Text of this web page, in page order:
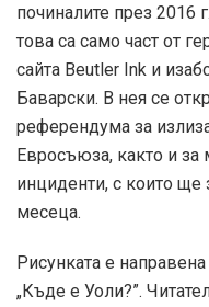
починалите през
това са само част от
сайта Beutler Ink и
Баварски. В нея се
референдума за
Евросъюза, както и за
инциденти, с които
месеца.
Рисунката е
„Къде е Уоли?”.